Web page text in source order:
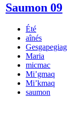
Saumon 09
Été
aînés
Gesgapegiag
Maria
micmac
Mi’gmaq
Mi’kmaq
saumon